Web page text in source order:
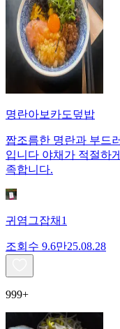
명란아보카도덮밥
짭조름한 명란과 부드
입니다 야채가 적절하
족합니다.
귀염그잡채1
조회수 9.6만25.08.28
999+